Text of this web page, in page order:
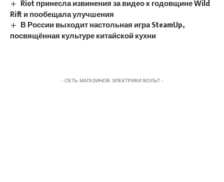
Riot принесла извинения за видео к годовщине Wild
Rift и пообещала улучшения
В России выходит настольная игра SteamUp,
посвящённая культуре китайской кухни
- СЕТЬ МАГАЗИНОВ ЭЛЕКТРИКИ ВОЛЬТ -